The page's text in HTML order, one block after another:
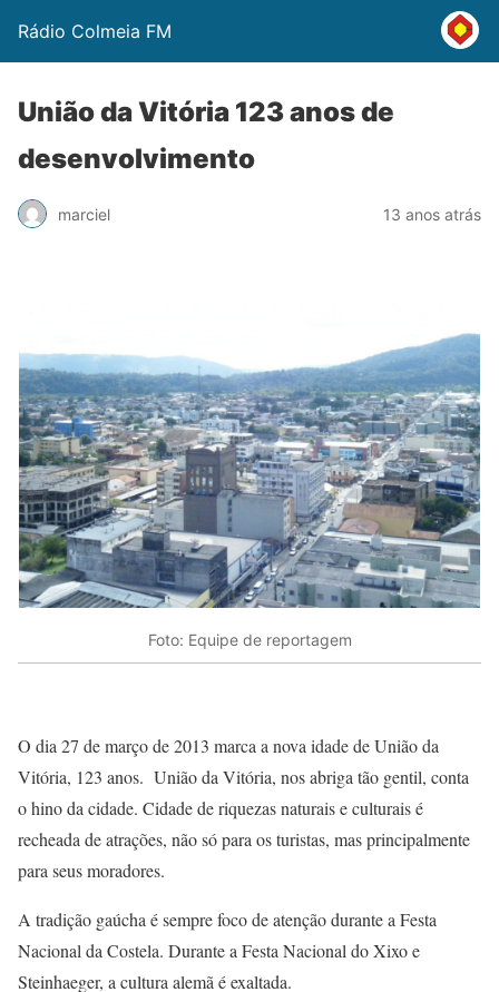
Rádio Colmeia FM
União da Vitória 123 anos de
desenvolvimento
marciel 13 anos atrás
Foto: Equipe de reportagem
O dia 27 de março de 2013 marca a nova idade de União da
Vitória, 123 anos. União da Vitória, nos abriga tão gentil, conta
o hino da cidade. Cidade de riquezas naturais e culturais é
recheada de atrações, não só para os turistas, mas principalmente
para seus moradores.
A tradição gaúcha é sempre foco de atenção durante a Festa
Nacional da Costela. Durante a Festa Nacional do Xixo e
Steinhaeger, a cultura alemã é exaltada.